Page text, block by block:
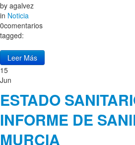
by agalvez
in Noticia
0comentarios
tagged:
Leer Más
15
Jun
ESTADO
INFORME DE
MURCIA